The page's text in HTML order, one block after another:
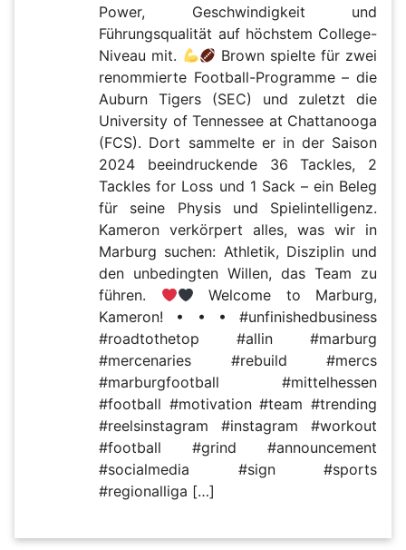
Power, Geschwindigkeit und
Führungsqualität auf höchstem College-
Niveau mit.
Brown spielte für zwei
renommierte Football-Programme – die
Auburn Tigers (SEC) und zuletzt die
University of Tennessee at Chattanooga
(FCS). Dort sammelte er in der Saison
2024 beeindruckende 36 Tackles, 2
Tackles for Loss und 1 Sack – ein Beleg
für seine Physis und Spielintelligenz.
Kameron verkörpert alles, was wir in
Marburg suchen: Athletik, Disziplin und
den unbedingten Willen, das Team zu
führen.
Welcome to Marburg,
Kameron! • • • #unfinishedbusiness
#roadtothetop #allin #marburg
#mercenaries #rebuild #mercs
#marburgfootball #mittelhessen
#football #motivation #team #trending
#reelsinstagram #instagram #workout
#football #grind #announcement
#socialmedia #sign #sports
#regionalliga […]